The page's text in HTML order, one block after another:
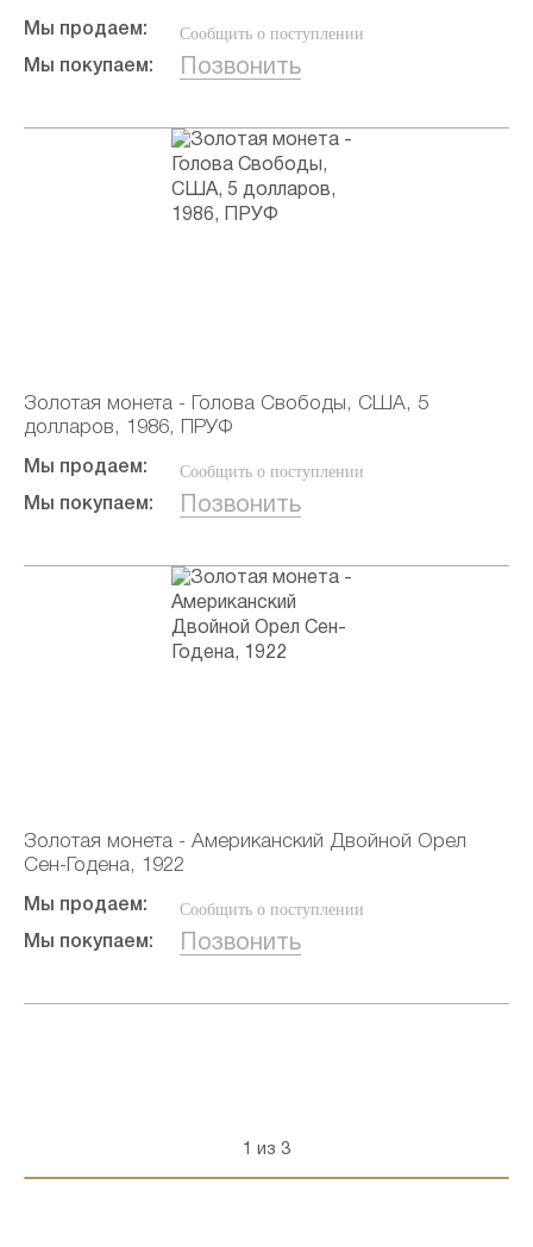
Мы продаем: Сообщить о поступлении
Мы покупаем: Позвонить
Золотая монета - Голова Свободы, США, 5
долларов, 1986, ПРУФ
Мы продаем: Сообщить о поступлении
Мы покупаем: Позвонить
Золотая монета - Американский Двойной Орел
Сен-Годена, 1922
Мы продаем: Сообщить о поступлении
Мы покупаем: Позвонить
1 из 3